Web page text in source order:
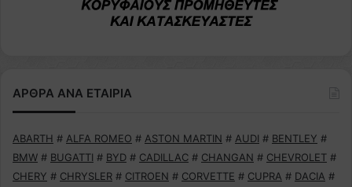
ΑΡΘΡΑ ΑΝΑ ΕΤΑΙΡΙΑ
ABARTH # ALFA ROMEO # ASTON MARTIN # AUDI # BENTLEY #
BMW # BUGATTI # BYD # CADILLAC # CHANGAN # CHEVROLET #
CHERY # CHRYSLER # CITROEN # CORVETTE # CUPRA # DACIA #